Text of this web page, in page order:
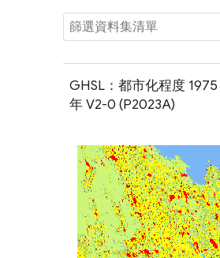
GHSL：都市化程度
年 V2-0 (P2023A)